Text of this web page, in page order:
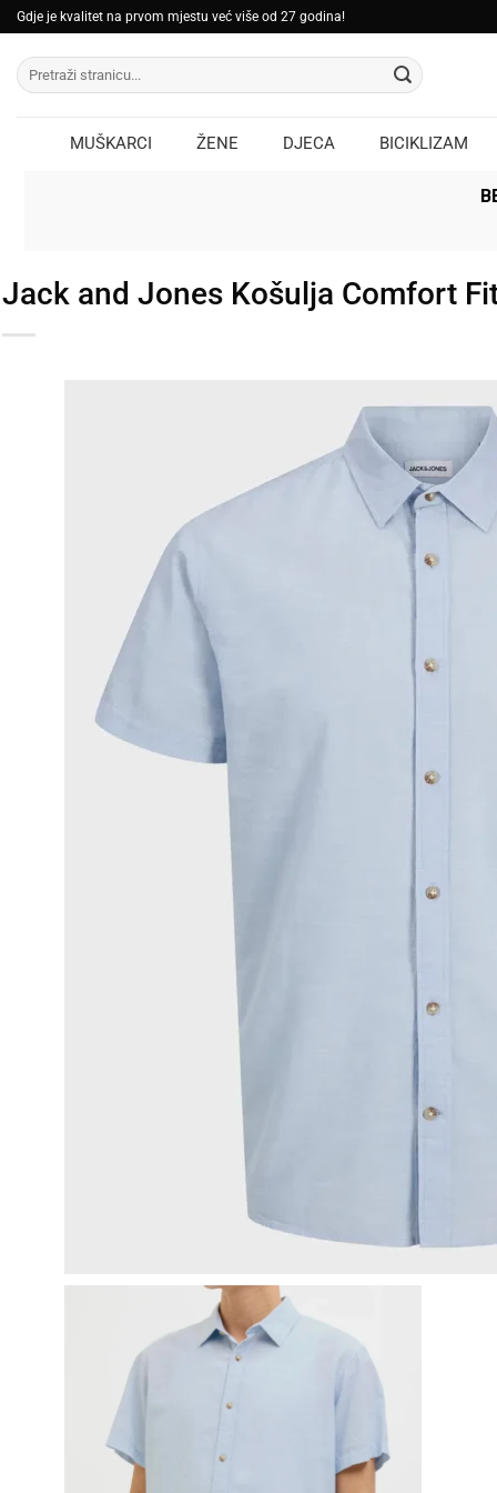
Skip
to
content
Gdje je kvalitet na prvom mjestu već više od 27 godina!
Pretraži:
MUŠKARCI ŽENE DJECA BICIKLIZAM
Jack and Jones Košulja Comfort